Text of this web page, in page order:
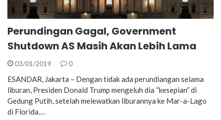
Perundingan Gagal, Government
Shutdown AS Masih Akan Lebih Lama
03/01/2019 0
ESANDAR, Jakarta – Dengan tidak ada perundiangan selama
liburan, Presiden Donald Trump mengeluh dia “kesepian” di
Gedung Putih, setelah melewatkan liburannya ke Mar-a-Lago
di Florida.…